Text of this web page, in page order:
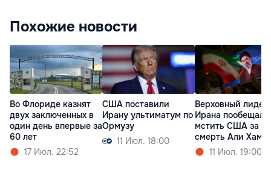
Похожие новости
Во Флориде казнят
двух заключенных в
один день впервые за
60 лет
17 Июл. 22:52
США поставили
Ирану ультиматум по
Ормузу
11 Июл. 18:00
Верховный лидер
Ирана пообещал
мстить США за
смерть Али
11 Июл. 19:00